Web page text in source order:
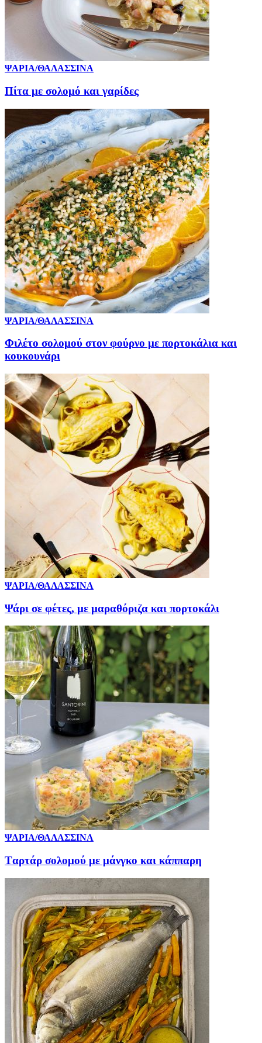
ΨΑΡΙΑ/ΘΑΛΑΣΣΙΝΑ
Πίτα με σολομό και γαρίδες
ΨΑΡΙΑ/ΘΑΛΑΣΣΙΝΑ
Φιλέτο σολομού στον φούρνο με πορτοκάλια και
κουκουνάρι
ΨΑΡΙΑ/ΘΑΛΑΣΣΙΝΑ
Ψάρι σε φέτες, με μαραθόριζα και πορτοκάλι
ΨΑΡΙΑ/ΘΑΛΑΣΣΙΝΑ
Tαρτάρ σολομού με μάνγκο και κάππαρη